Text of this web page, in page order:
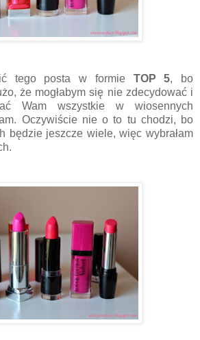
tego posta w formie TOP 5, bo
że mogłabym się nie zdecydować i
Wam wszystkie w wiosennych
Oczywiście nie o to tu chodzi, bo
będzie jeszcze wiele, więc wybrałam